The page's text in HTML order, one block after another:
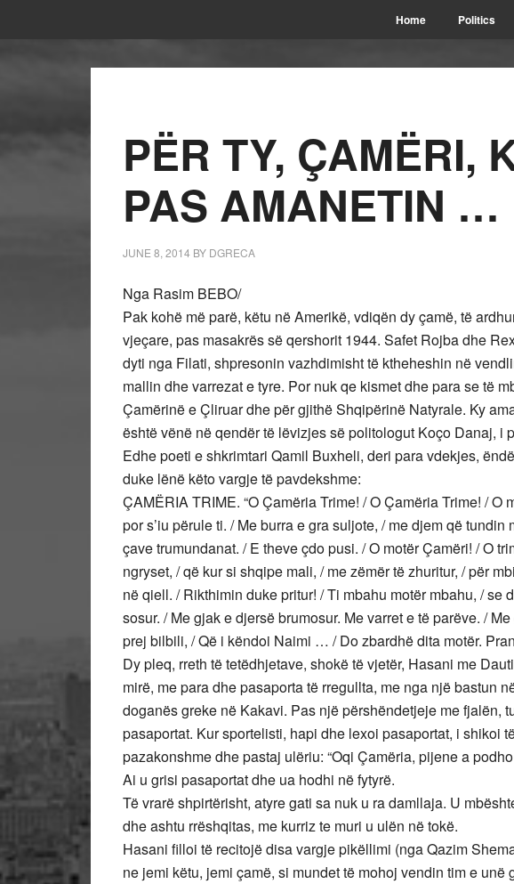
Home Politics
PËR TY, ÇAMËRI,
PAS AMANETIN …
JUNE 8, 2014 BY DGRECA
Nga Rasim BEBO/
Pak kohë më parë, këtu në Amerikë, vdiqën dy çamë, të
vjeçare, pas masakrës së qershorit 1944. Safet Rojba dhe
dyti nga Filati, shpresonin vazhdimisht të ktheheshin në
mallin dhe varrezat e tyre. Por nuk qe kismet dhe para se të
Çamërinë e Çliruar dhe për gjithë Shqipërinë Natyrale. Ky
është vënë në qendër të lëvizjes së politologut Koço Danaj, i
Edhe poeti e shkrimtari Qamil Buxheli, deri para vdekjes,
duke lënë këto vargje të pavdekshme:
ÇAMËRIA TRIME. “O Çamëria Trime! / O Çamëria Trime! / O
por s’iu përule ti. / Me burra e gra suljote, / me djem që
çave trumundanat. / E theve çdo pusi. / O motër Çamëri! / O
ngryset, / që kur si shqipe mali, / me zëmër të zhuritur, / për
në qiell. / Rikthimin duke pritur! / Ti mbahu motër mbahu, / se
sosur. / Me gjak e djersë brumosur. Me varret e të parëve. /
prej bilbili, / Që i këndoi Naimi … / Do zbardhë dita motër.
Dy pleq, rreth të tetëdhjetave, shokë të vjetër, Hasani me
mirë, me para dhe pasaporta të rregullta, me nga një bastun
doganës greke në Kakavi. Pas një përshëndetjeje me fjalën,
pasaportat. Kur sportelisti, hapi dhe lexoi pasaportat, i shikoi
pazakonshme dhe pastaj ulëriu: “Oqi Çamëria, pijene a
Ai u grisi pasaportat dhe ua hodhi në fytyrë.
Të vrarë shpirtërisht, atyre gati sa nuk u ra damllaja. U
dhe ashtu rrëshqitas, me kurriz te muri u ulën në tokë.
Hasani filloi të recitojë disa vargje pikëllimi (nga Qazim
ne jemi këtu, jemi çamë, si mundet të mohoj vendin tim e